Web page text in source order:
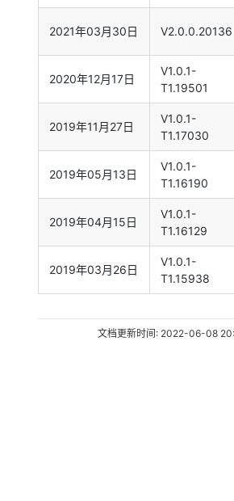
2021年03月30日 V2.0.0.20136
2020年12月17日
V1.0.1-
T1.19501
2019年11月27日
V1.0.1-
T1.17030
2019年05月13日
V1.0.1-
T1.16190
2019年04月15日
V1.0.1-
T1.16129
2019年03月26日
V1.0.1-
T1.15938
文档更新时间: 2022-06-08